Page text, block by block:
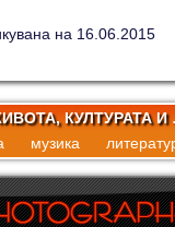
на 16.06.2015
КУЛТУРАТА И
музика